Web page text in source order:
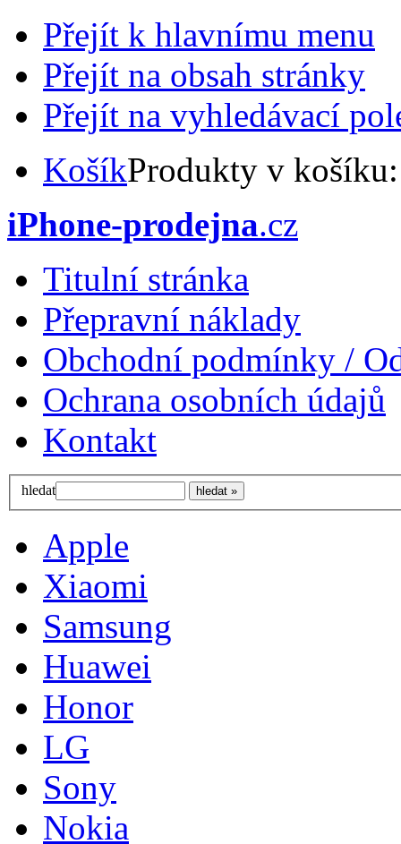
Přejít k hlavnímu menu
Přejít na obsah stránky
Přejít na vyhledávací
KošíkProdukty v
iPhone-prodejna.cz
Titulní stránka
Přepravní náklady
Obchodní podmínky /
Ochrana osobních údajů
Kontakt
hledat
Apple
Xiaomi
Samsung
Huawei
Honor
LG
Sony
Nokia